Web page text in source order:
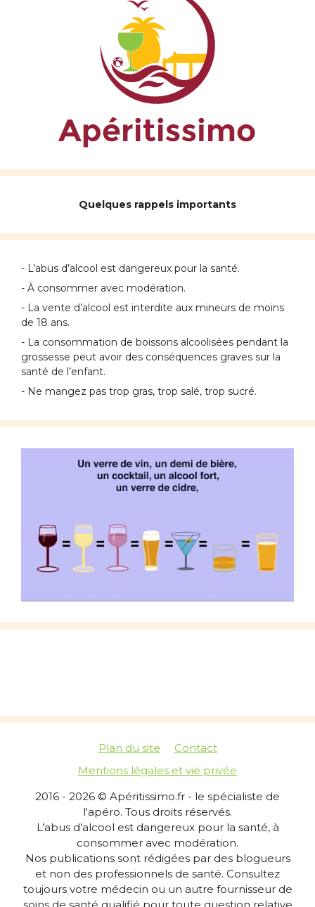
Quelques rappels importants
- L’abus d’alcool est dangereux pour la santé.
- À consommer avec modération.
- La vente d’alcool est interdite aux mineurs de moins
de 18 ans.
- La consommation de boissons alcoolisées pendant la
grossesse peut avoir des conséquences graves sur la
santé de l’enfant.
- Ne mangez pas trop gras, trop salé, trop sucré.
Plan du site
Contact
Mentions légales et vie privée
2016 - 2026 © Apéritissimo.fr - le spécialiste de
l'apéro. Tous droits réservés.
L’abus d’alcool est dangereux pour la santé, à
consommer avec modération.
Nos publications sont rédigées par des blogueurs
et non des professionnels de santé. Consultez
toujours votre médecin ou un autre fournisseur de